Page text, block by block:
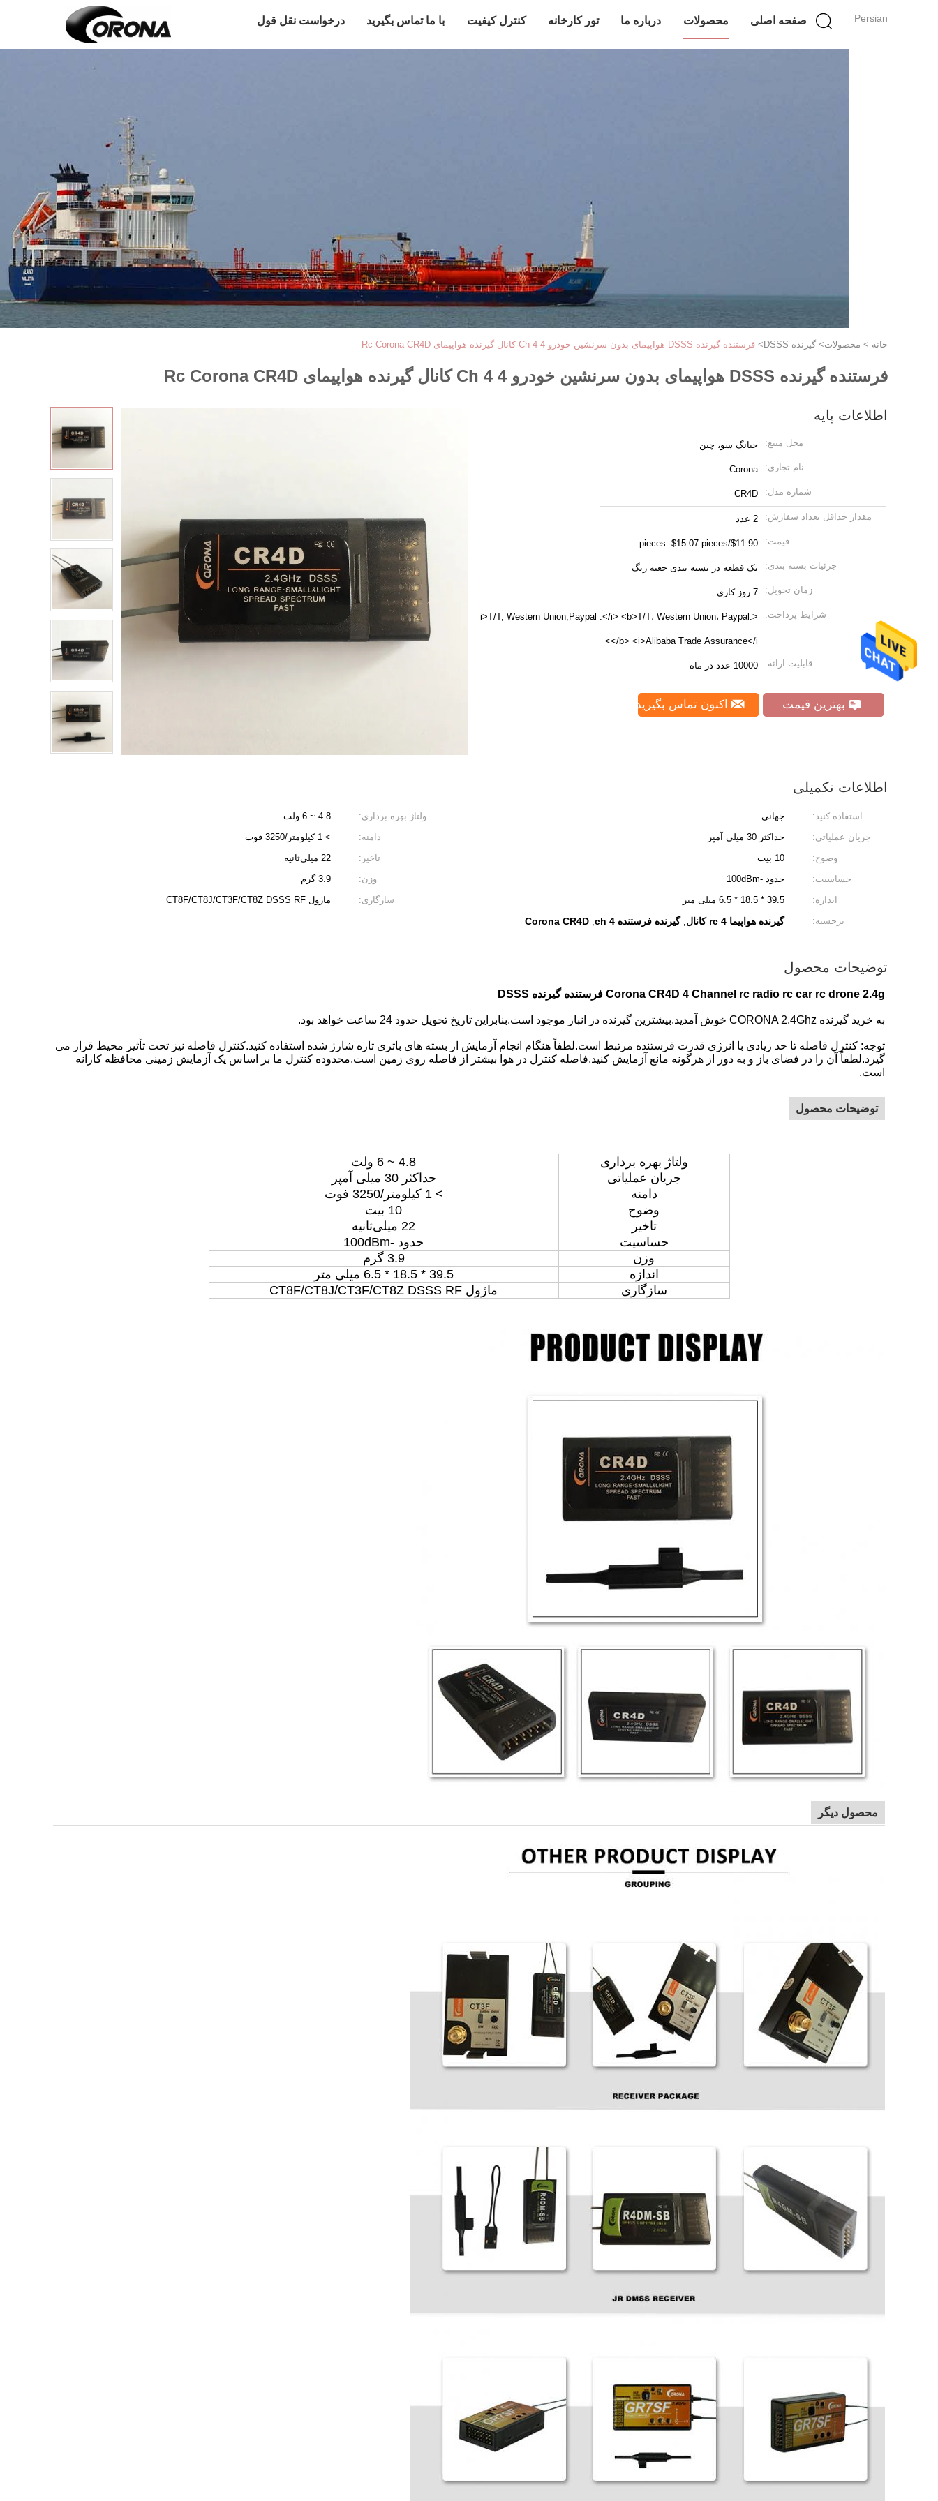
Persian صفحه اصلی محصولات درباره ما تور کارخانه کنترل کیفیت با ما تماس بگیرید درخواست نقل قول
خانه > محصولات> گیرنده DSSS > فرستنده گیرنده DSSS هواپیمای بدون سرنشین خودرو 4 Ch 4 کانال گیرنده هواپیمای Rc Corona CR4D
فرستنده گیرنده DSSS هواپیمای بدون سرنشین خودرو 4 Ch 4 کانال گیرنده هواپیمای Rc Corona CR4D
اطلاعات پایه
محل منبع: جیانگ سو، چین
نام تجاری: Corona
شماره مدل: CR4D
مقدار حداقل تعداد سفارش: 2 عدد
قیمت: $11.90/pieces -$15.07 pieces
جزئیات بسته بندی: یک قطعه در بسته بندی جعبه رنگ
زمان تحویل: 7 روز کاری
شرایط پرداخت: <i>T/T, Western Union,Paypal .</i> <b>T/T، Western Union، Paypal.
</b> <i>Alibaba Trade Assurance</i>
قابلیت ارائه: 10000 عدد در ماه
بهترین قیمت اکنون تماس بگیرید
اطلاعات تکمیلی
استفاده کنید: جهانی ولتاژ بهره برداری:
4.8 ~ 6 ولت
جریان عملیاتی:
حداکثر 30 میلی آمپر دامنه:
> 1 کیلومتر/3250 فوت
وضوح:
10 بیت تاخیر:
22 میلی‌ثانیه
حساسیت:
حدود -100dBm وزن:
3.9 گرم
اندازه:
39.5 * 18.5 * 6.5 میلی متر سازگاری:
ماژول CT8F/CT8J/CT3F/CT8Z DSSS RF
برجسته:
گیرنده هواپیما rc 4 کانال ,گیرنده فرستنده 4 ch ,
Corona CR4D
توضیحات محصول
Corona CR4D 4 Channel rc radio rc car rc drone 2.4g فرستنده گیرنده DSSS
به خرید گیرنده CORONA 2.4Ghz خوش آمدید.بیشترین گیرنده در انبار موجود است.بنابراین تاریخ تحویل حدود 24 ساعت خواهد بود.
توجه: کنترل فاصله تا حد زیادی با انرژی قدرت فرستنده مرتبط است.لطفاً هنگام انجام آزمایش از بسته های باتری تازه شارژ شده استفاده کنید.کنترل فاصله نیز تحت تأثیر محیط قرار می
گیرد.لطفاً آن را در فضای باز و به دور از هرگونه مانع آزمایش کنید.فاصله کنترل در هوا بیشتر از فاصله روی زمین است.محدوده کنترل ما بر اساس یک آزمایش زمینی محافظه کارانه
است.
توضیحات محصول
ولتاژ بهره برداری
4.8 ~ 6 ولت
جریان عملیاتی
حداکثر 30 میلی آمپر
دامنه
> 1 کیلومتر/3250 فوت
وضوح
10 بیت
تاخیر
22 میلی‌ثانیه
حساسیت
حدود -100dBm
وزن
3.9 گرم
اندازه
39.5 * 18.5 * 6.5 میلی متر
سازگاری
ماژول CT8F/CT8J/CT3F/CT8Z DSSS RF
محصول دیگر